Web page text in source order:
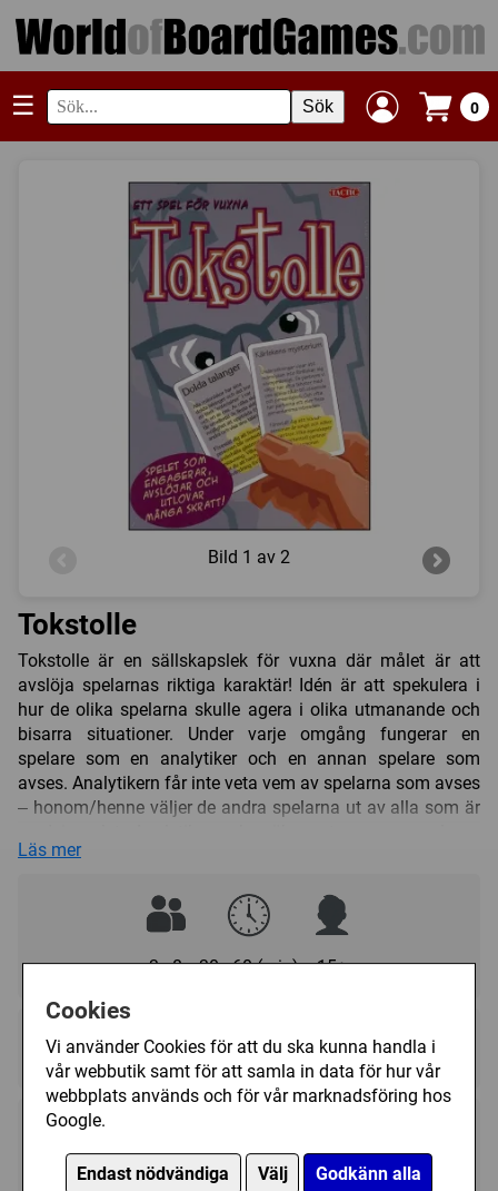
Cookies
Vi använder Cookies för att du ska kunna handla i
vår webbutik samt för att samla in data för hur vår
webbplats används och för vår marknadsföring hos
Google.
Endast nödvändiga Välj Godkänn alla
☰ Sök 0
Bild 1 av 2
Tokstolle
Tokstolle är en sällskapslek för vuxna där målet är att
avslöja spelarnas riktiga karaktär! Idén är att spekulera i
hur de olika spelarna skulle agera i olika utmanande och
bisarra situationer. Under varje omgång fungerar en
spelare som en analytiker och en annan spelare som
avses. Analytikern får inte veta vem av spelarna som avses
– honom/henne väljer de andra spelarna ut av alla som är
som avses efter att han/hon har hört hur de andra
att ett mord har skett! Nervkittlande moment ingår i detta
spel, där alla utsätts för en eller flera djupanalyser.
Tokstolle är spelet för dem som vill veta vad de andra
Läs mer
3 - 8 30 - 60 (min) 15+
★★★★★★★★★★
★★★★★★★★★★
149 kr Utgått